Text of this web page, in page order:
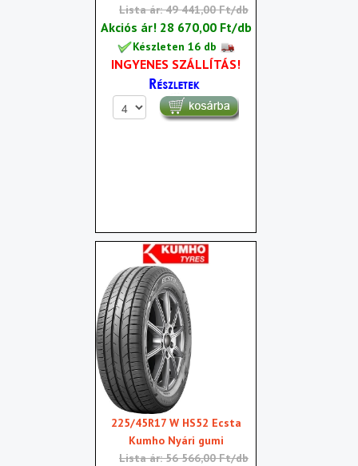
Lista ár: 49 441,00 Ft/db
Akciós ár! 28 670,00 Ft/db
Készleten 16 db
INGYENES SZÁLLÍTÁS!
225/45R17 W HS52 Ecsta
Kumho Nyári gumi
Lista ár: 56 566,00 Ft/db